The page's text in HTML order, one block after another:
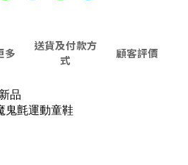
多
送貨及付款方
式
顧客評價
品
鬼氈運動童鞋